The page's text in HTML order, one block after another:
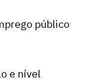
público
e nível